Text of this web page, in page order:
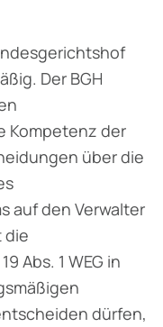
Der BGH
Kompetenz der
über die
auf den Verwalter
die
Abs. 1 WEG in
dürfen,